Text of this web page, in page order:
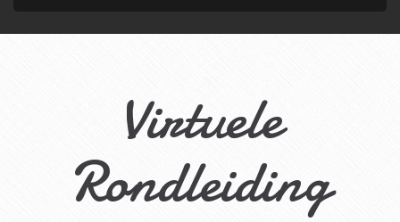
Virtuele
Rondleiding